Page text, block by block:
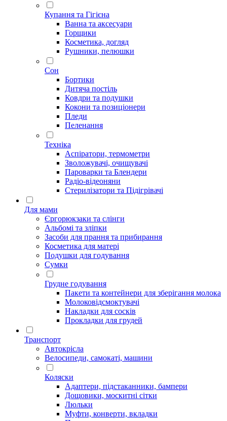
Купання та Гігієна
Ванна та аксесуари
Горщики
Косметика, догляд
Рушники, пелюшки
Сон
Бортики
Дитяча постіль
Ковдри та подушки
Кокони та позиціонери
Пледи
Пеленання
Техніка
Аспіратори, термометри
Зволожувачі, очищувачі
Пароварки та Блендери
Радіо-відеоняни
Стерилізатори та Підігрівачі
Для мами
Єргорюкзаки та слінги
Альбомі та зліпки
Засоби для прання та прибирання
Косметика для матері
Подушки для годування
Сумки
Грудне годування
Пакети та контейнери для зберігання молока
Молоковідсмоктувачі
Накладки для сосків
Прокладки для грудей
Транспорт
Автокрісла
Велосипеди, самокаті, машини
Коляски
Адаптери, підстаканники, бампери
Дощовики, москитні сітки
Люльки
Муфти, конверти, вкладки